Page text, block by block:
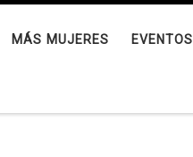
MÁS MUJERES EVENTOS